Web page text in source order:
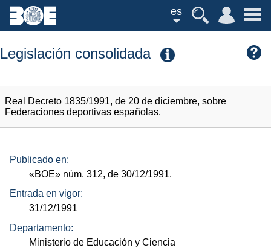
es
Legislación consolidada
Real Decreto 1835/1991, de 20 de diciembre, sobre
Federaciones deportivas españolas.
Publicado en:
«BOE» núm. 312, de 30/12/1991.
Entrada en vigor:
31/12/1991
Departamento:
Ministerio de Educación y Ciencia